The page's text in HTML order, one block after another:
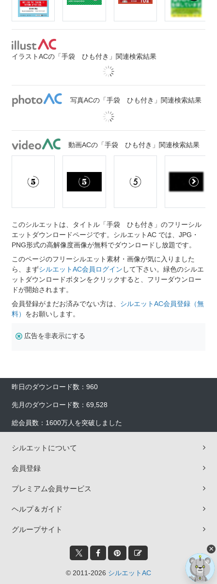
イラストACの「手袋 ひも付き」関連検索結果
写真ACの「手袋 ひも付き」関連検索結果
動画ACの「手袋 ひも付き」関連検索結果
このシルエットは、タイトル「手袋 ひも付き」のフリーシル
エットダウンロードページです。シルエットAC では、JPG・
PNG形式の高解像度画像が無料でダウンロードし放題です。
このページのフリーシルエット素材・画像が気に入りました
ら、まずシルエットAC会員ログイン して下さい。緑色のシルエ
ットダウンロードボタンをクリックすると、フリーダウンロー
ドが開始されます。
会員登録がまだお済みでない方は、 シルエットAC会員登録（無
料） をお願いします。
広告を非表示にする
昨日のダウンロード数：960
先月のダウンロード数：69,528
総会員数：1600万人を突破しました
シルエットについて
会員登録
プレミアム会員サービス
ヘルプ＆ガイド
グループサイト
© 2011-2026 シルエットAC
×